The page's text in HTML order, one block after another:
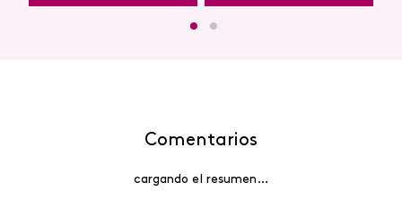
Comentarios
cargando el resumen…